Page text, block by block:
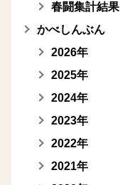
春闘集計結果
かべしんぶん
2026年
2025年
2024年
2023年
2022年
2021年